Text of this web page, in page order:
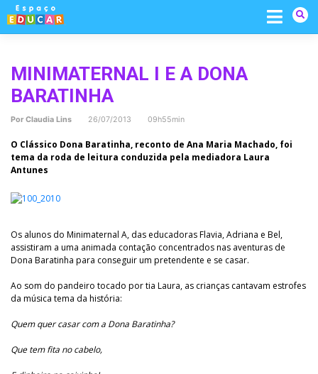
Skip
content
MINIMATERNAL I E A DONA
BARATINHA
Por Claudia Lins 26/07/2013 09h55min
O Clássico Dona Baratinha, reconto de Ana Maria Machado, foi
tema da roda de leitura conduzida pela mediadora Laura
Antunes
Os alunos do Minimaternal A, das educadoras Flavia, Adriana e Bel,
assistiram a uma animada contação concentrados nas aventuras de
Dona Baratinha para conseguir um pretendente e se casar.
Ao som do pandeiro tocado por tia Laura, as crianças cantavam estrofes
da música tema da história:
Quem quer casar com a Dona Baratinha?
Que tem fita no cabelo,